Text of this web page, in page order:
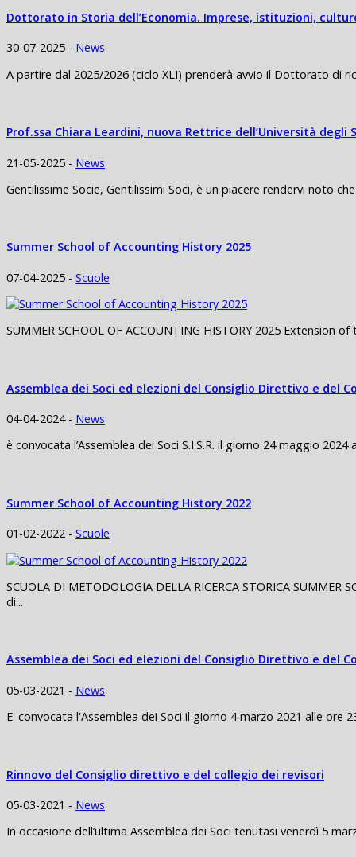
Dottorato in Storia dell’Economia. Imprese, istituzioni,
30-07-2025 - News
A partire dal 2025/2026 (ciclo XLI) prenderà avvio il Dottorato di
Prof.ssa Chiara Leardini, nuova Rettrice dell’Università degli
21-05-2025 - News
Gentilissime Socie, Gentilissimi Soci, è un piacere rendervi noto
Summer School of Accounting History 2025
07-04-2025 - Scuole
SUMMER SCHOOL OF ACCOUNTING HISTORY 2025 Extension
Assemblea dei Soci ed elezioni del Consiglio Direttivo e del
04-04-2024 - News
è convocata l’Assemblea dei Soci S.I.S.R. il giorno 24 maggio
Summer School of Accounting History 2022
01-02-2022 - Scuole
SCUOLA DI METODOLOGIA DELLA RICERCA STORICA
di...
Assemblea dei Soci ed elezioni del Consiglio Direttivo e del
05-03-2021 - News
E' convocata l'Assemblea dei Soci il giorno 4 marzo 2021 alle ore
Rinnovo del Consiglio direttivo e del collegio dei revisori
05-03-2021 - News
In occasione dell’ultima Assemblea dei Soci tenutasi venerdì 5